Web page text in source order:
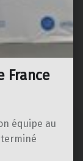
France
équipe au
terminé